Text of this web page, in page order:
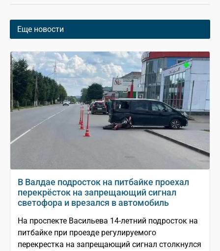
Еще новости
В Валдае подросток на питбайке проехал
перекрёсток на запрещающий сигнал
светофора и врезался в автомобиль
На проспекте Васильева 14-летний подросток на
питбайке при проезде регулируемого
перекрестка на запрещающий сигнал столкнулся